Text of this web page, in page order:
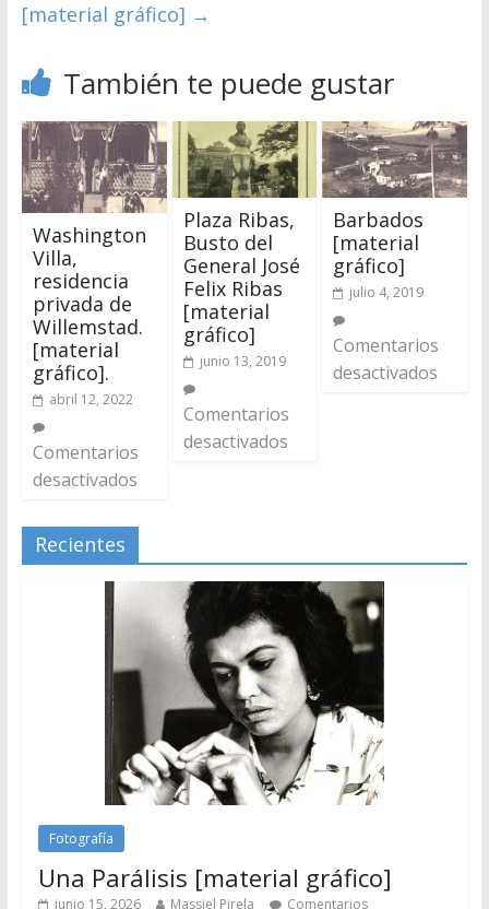
[material gráfico] →
También te puede gustar
Washington
Villa,
residencia
privada de
Willemstad.
[material
gráfico].
abril 12, 2022
Comentarios
desactivados
Plaza Ribas,
Busto del
General José
Felix Ribas
[material
gráfico]
junio 13, 2019
Comentarios
desactivados
Barbados
[material
gráfico]
julio 4, 2019
Comentarios
desactivados
Recientes
Fotografía
Una Parálisis [material gráfico]
junio 15, 2026 Massiel Pirela Comentarios